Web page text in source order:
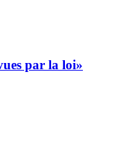
par la loi»